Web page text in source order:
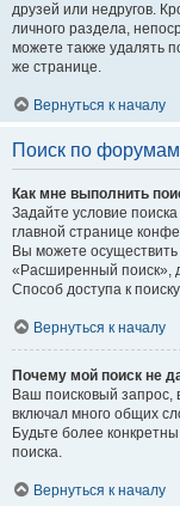
друзей или недругов.
личного раздела,
можете также удалять
же странице.
Вернуться к началу
Поиск по форумам
Как мне выполнить
Задайте условие
главной странице
Вы можете
«Расширенный поиск»,
Способ доступа к
Вернуться к началу
Почему мой поиск не
Ваш поисковый
включал много общих
Будьте более
поиска.
Вернуться к началу